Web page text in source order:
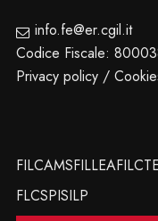
info.fe@er.cgil.it
Codice Fiscale:
Privacy policy /
FILCAMSFILLEA
FLCSPISILP